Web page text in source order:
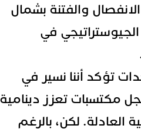
والفتنة بشمال
في
تؤكد أننا نسير في
مكتسبات تعزز دينامية
العادلة. لكن، بالرغم